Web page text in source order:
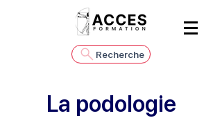
Recherche
La podologie